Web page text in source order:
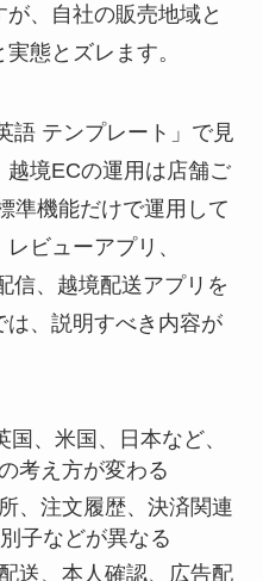
、自社の販売地域と
態とズレます。
語 テンプレート」で見
境ECの運用は店舗ご
準機能だけで運用して
ビューアプリ、
信、越境配送アプリを
、説明すべき内容が
国、米国、日本など、
考え方が変わる
、注文履歴、決済関連
子などが異なる
送、本人確認、広告配